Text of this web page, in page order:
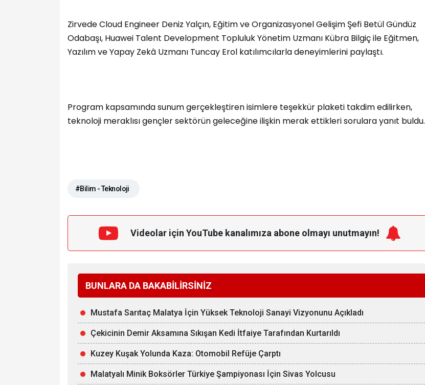
Zirvede Cloud Engineer Deniz Yalçın, Eğitim ve Organizasyonel Gelişim Şefi Betül Gündüz
Odabaşı, Huawei Talent Development Topluluk Yönetim Uzmanı Kübra Bilgiç ile Eğitmen,
Yazılım ve Yapay Zekâ Uzmanı Tuncay Erol katılımcılarla deneyimlerini paylaştı.
Program kapsamında sunum gerçekleştiren isimlere teşekkür plaketi takdim edilirken,
teknoloji meraklısı gençler sektörün geleceğine ilişkin merak ettikleri sorulara yanıt buldu.
#Bilim - Teknoloji
Videolar için YouTube kanalımıza abone olmayı unutmayın!
BUNLARA DA BAKABİLİRSİNİZ
Mustafa Sarıtaç Malatya İçin Yüksek Teknoloji Sanayi Vizyonunu Açıkladı
Çekicinin Demir Aksamına Sıkışan Kedi İtfaiye Tarafından Kurtarıldı
Kuzey Kuşak Yolunda Kaza: Otomobil Refüje Çarptı
Malatyalı Minik Boksörler Türkiye Şampiyonası İçin Sivas Yolcusu